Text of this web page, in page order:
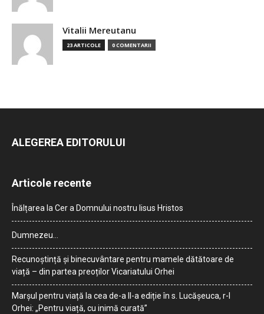
Vitalii Mereutanu
23 ARTICOLE 0 COMENTARII
ALEGEREA EDITORULUI
Articole recente
Înălțarea la Cer a Domnului nostru Iisus Hristos
Dumnezeu…
Recunoștință și binecuvântare pentru mamele dătătoare de
viață – din partea preoților Vicariatului Orhei
Marșul pentru viață la cea de-a II-a ediție în s. Lucășeuca, r-l
Orhei: „Pentru viață, cu inimă curată”